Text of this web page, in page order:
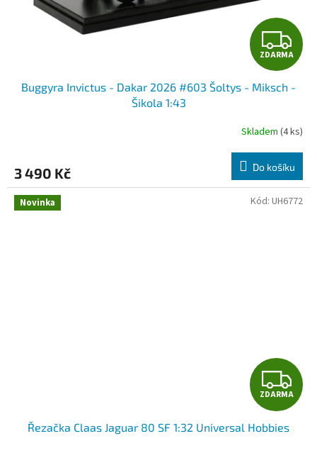
Z
D
A
R
M
A
ZDARMA
Buggyra Invictus - Dakar 2026 #603 Šoltys - Miksch -
Šikola 1:43
Skladem (4 ks)
3 490 Kč Do košíku
Novinka
Z
D
ZDARMA
Řezačka Claas Jaguar 80 SF 1:32 Universal Hobbies
Kód: UH6772